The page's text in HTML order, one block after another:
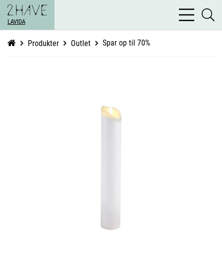
LAVIDA
bars
light
Produkter Outlet Spar op til 70%